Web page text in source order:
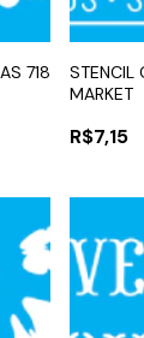
718
STENCIL
MARKET
R$7,15